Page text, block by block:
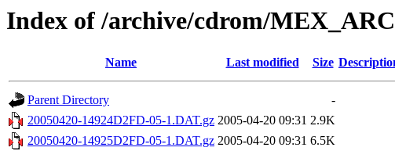
Index of /archive/cdrom/
Name Last modified Size
Parent Directory
-
20050420-14924D2FD-05-1.DAT.gz 2005-04-20 09:31 2.9K
20050420-14925D2FD-05-1.DAT.gz 2005-04-20 09:31 6.5K